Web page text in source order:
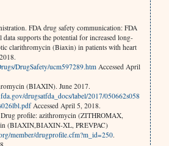
FDA drug safety communication: FDA
supports the potential for increased long-
clarithromycin (Biaxin) in patients with heart
DrugSafety/ucm597289.htmAccessed April
(BIAXIN). June 2017.
drugsatfda_docs/label/2017/050662s058
Accessed April 5, 2018.
Drug profile: azithromycin (ZITHROMAX,
(BIAXIN,BIAXIN-XL, PREVPAC)
member/drugprofile.cfm?m_id=250.